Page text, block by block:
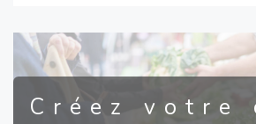
Créez votre